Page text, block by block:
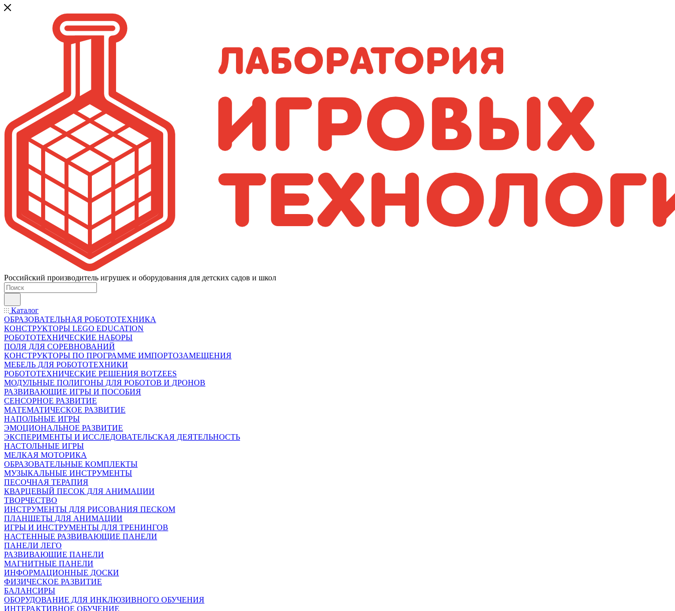
Российский производитель игрушек и оборудования для детских садов и школ
Каталог
ОБРАЗОВАТЕЛЬНАЯ РОБОТОТЕХНИКА
КОНСТРУКТОРЫ LEGO EDUCATION
РОБОТОТЕХНИЧЕСКИЕ НАБОРЫ
ПОЛЯ ДЛЯ СОРЕВНОВАНИЙ
КОНСТРУКТОРЫ ПО ПРОГРАММЕ ИМПОРТОЗАМЕЩЕНИЯ
МЕБЕЛЬ ДЛЯ РОБОТОТЕХНИКИ
РОБОТОТЕХНИЧЕСКИЕ РЕШЕНИЯ BOTZEES
МОДУЛЬНЫЕ ПОЛИГОНЫ ДЛЯ РОБОТОВ И ДРОНОВ
РАЗВИВАЮЩИЕ ИГРЫ И ПОСОБИЯ
СЕНСОРНОЕ РАЗВИТИЕ
МАТЕМАТИЧЕСКОЕ РАЗВИТИЕ
НАПОЛЬНЫЕ ИГРЫ
ЭМОЦИОНАЛЬНОЕ РАЗВИТИЕ
ЭКСПЕРИМЕНТЫ И ИССЛЕДОВАТЕЛЬСКАЯ ДЕЯТЕЛЬНОСТЬ
НАСТОЛЬНЫЕ ИГРЫ
МЕЛКАЯ МОТОРИКА
ОБРАЗОВАТЕЛЬНЫЕ КОМПЛЕКТЫ
МУЗЫКАЛЬНЫЕ ИНСТРУМЕНТЫ
ПЕСОЧНАЯ ТЕРАПИЯ
КВАРЦЕВЫЙ ПЕСОК ДЛЯ АНИМАЦИИ
ТВОРЧЕСТВО
ИНСТРУМЕНТЫ ДЛЯ РИСОВАНИЯ ПЕСКОМ
ПЛАНШЕТЫ ДЛЯ АНИМАЦИИ
ИГРЫ И ИНСТРУМЕНТЫ ДЛЯ ТРЕНИНГОВ
НАСТЕННЫЕ РАЗВИВАЮЩИЕ ПАНЕЛИ
ПАНЕЛИ ЛЕГО
РАЗВИВАЮЩИЕ ПАНЕЛИ
МАГНИТНЫЕ ПАНЕЛИ
ИНФОРМАЦИОННЫЕ ДОСКИ
ФИЗИЧЕСКОЕ РАЗВИТИЕ
БАЛАНСИРЫ
ОБОРУДОВАНИЕ ДЛЯ ИНКЛЮЗИВНОГО ОБУЧЕНИЯ
ИНТЕРАКТИВНОЕ ОБУЧЕНИЕ